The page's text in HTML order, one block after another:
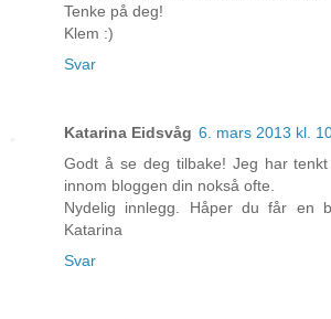
Tenke på deg!
Klem :)
Svar
Katarina Eidsvåg 6. mars 2013 kl.
Godt å se deg tilbake! Jeg har
innom bloggen din nokså ofte.
Nydelig innlegg. Håper du får en
Katarina
Svar